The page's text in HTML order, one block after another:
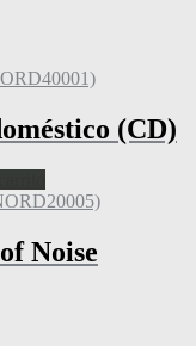
(CD)
Noise